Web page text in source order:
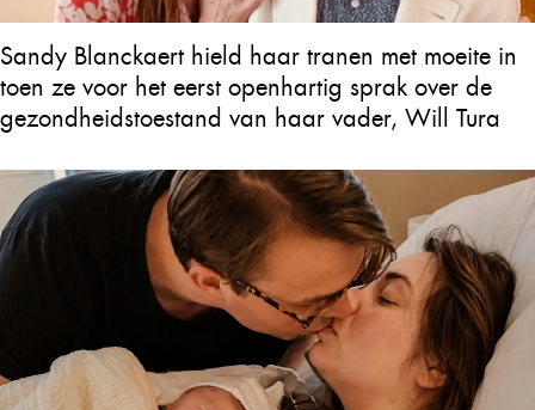
Sandy Blanckaert hield haar tranen met moeite in
toen ze voor het eerst openhartig sprak over de
gezondheidstoestand van haar vader, Will Tura